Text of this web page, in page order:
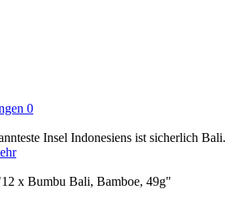
0
Insel Indonesiens ist sicherlich Bali.
x Bumbu Bali, Bamboe, 49g"